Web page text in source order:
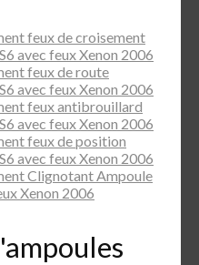
feux de croisement
avec feux Xenon 2006
feux de route
avec feux Xenon 2006
feux antibrouillard
avec feux Xenon 2006
feux de position
avec feux Xenon 2006
Clignotant Ampoule
Xenon 2006